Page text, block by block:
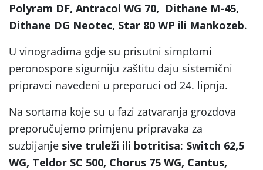
Polyram DF, Antracol WG 70, Dithane M-45,
Dithane DG Neotec, Star 80 WP ili Mankozeb.
U vinogradima gdje su prisutni simptomi
peronospore sigurniju zaštitu daju sistemični
pripravci navedeni u preporuci od 24. lipnja.
Na sortama koje su u fazi zatvaranja grozdova
preporučujemo primjenu pripravaka za
suzbijanje sive truleži ili botritisa: Switch 62,5
WG, Teldor SC 500, Chorus 75 WG, Cantus,